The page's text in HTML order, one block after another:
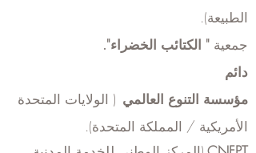
الطبيعة).
جمعية " الكتائب الخضراء".
دائم
مؤسسة التنوع العالمي ( الولايات المتحدة
الأمريكية / المملكة المتحدة).